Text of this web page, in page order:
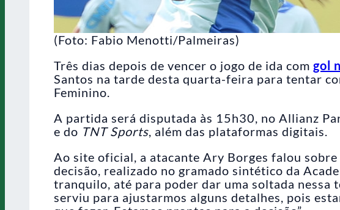
(Foto: Fabio Menotti/Palmeiras)
Três dias depois de vencer o jogo de ida com gol
Santos na tarde desta quarta-feira para tentar
Feminino.
A partida será disputada às 15h30, no Allianz
e do TNT Sports, além das plataformas digitais.
Ao site oficial, a atacante Ary Borges falou
decisão, realizado no gramado sintético da
tranquilo, até para poder dar uma soltada nessa
serviu para ajustarmos alguns detalhes, pois